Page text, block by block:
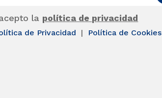
la política de privacidad
de Privacidad | Política de Cookies